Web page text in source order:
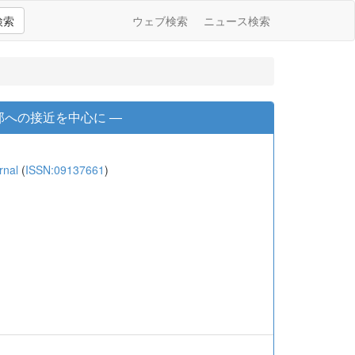
索 ウェブ検索 ニュース検索
への接近を中心に ―
(ISSN:09137661)